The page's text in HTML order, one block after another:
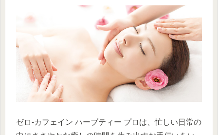
ゼロ-カフェイン ハーブティー プロは、忙しい日常の